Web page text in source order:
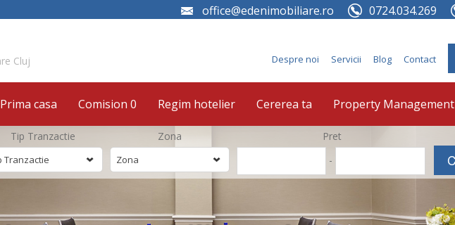
office@edenimobiliare.ro 0724.034.269
Cluj Despre noi Servicii Blog Contact
Prima casa Comision 0 Regim hotelier Cererea ta Property Management
Tip Tranzactie
Tranzactie
Zona
Zona
Pret
-